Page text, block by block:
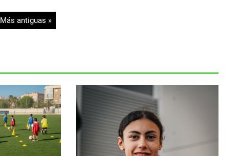
Más antiguas »